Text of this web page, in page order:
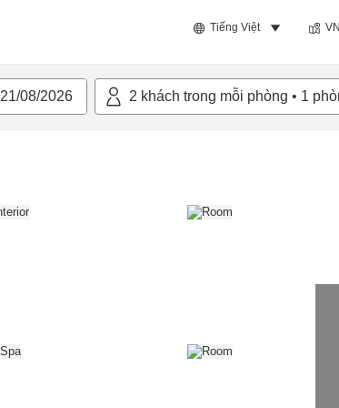
Tiếng Việt
21/08/2026 2 khách trong mỗi phòng • 1